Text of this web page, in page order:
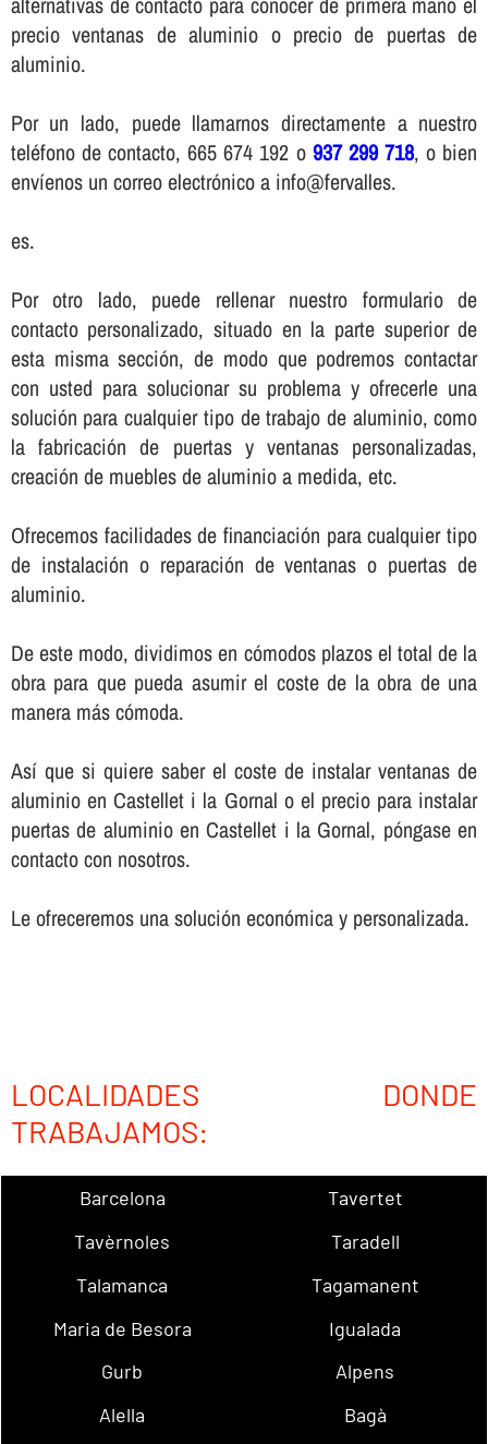
precio ventanas de aluminio o precio de puertas de
aluminio.
Por un lado, puede llamarnos directamente a nuestro
teléfono de contacto, 665 674 192 o 937 299 718, o bien
enví­enos un correo electrónico a info@fervalles.
es.
Por otro lado, puede rellenar nuestro formulario de
contacto personalizado, situado en la parte superior de
esta misma sección, de modo que podremos contactar
con usted para solucionar su problema y ofrecerle una
solución para cualquier tipo de trabajo de aluminio, como
la fabricación de puertas y ventanas personalizadas,
creación de muebles de aluminio a medida, etc.
Ofrecemos facilidades de financiación para cualquier tipo
de instalación o reparación de ventanas o puertas de
aluminio.
De este modo, dividimos en cómodos plazos el total de la
obra para que pueda asumir el coste de la obra de una
manera más cómoda.
Así­ que si quiere saber el coste de instalar ventanas de
aluminio en Castellet i la Gornal o el precio para instalar
puertas de aluminio en Castellet i la Gornal, póngase en
contacto con nosotros.
Le ofreceremos una solución económica y personalizada.
LOCALIDADES DONDE
TRABAJAMOS:
Barcelona
Tavertet
Tavèrnoles
Taradell
Talamanca
Tagamanent
Maria de Besora
Igualada
Gurb
Alpens
Alella
Bagà